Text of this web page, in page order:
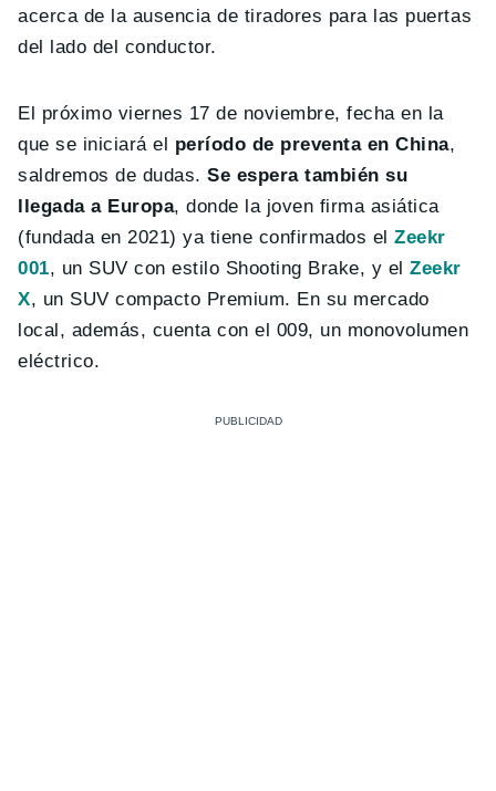
acerca de la ausencia de tiradores para las puertas
del lado del conductor.
El próximo viernes 17 de noviembre, fecha en la
que se iniciará el período de preventa en China,
saldremos de dudas.Se espera también su
llegada a Europa, donde la joven firma asiática
(fundada en 2021) ya tiene confirmados elZeekr
001, un SUV con estilo Shooting Brake, y elZeekr
X, un SUV compacto Premium. En su mercado
local, además, cuenta con el 009, un monovolumen
eléctrico.